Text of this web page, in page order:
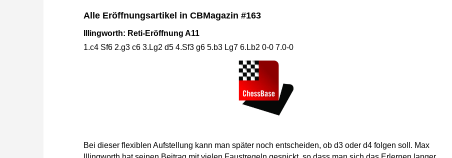
Alle Eröffnungsartikel in CBMagazin #163
Illingworth: Reti-Eröffnung A11
1.c4 Sf6 2.g3 c6 3.Lg2 d5 4.Sf3 g6 5.b3 Lg7 6.Lb2 0-0 7.0-0
Bei dieser flexiblen Aufstellung kann man später noch entscheiden, ob d3 oder d4 folgen soll. Max